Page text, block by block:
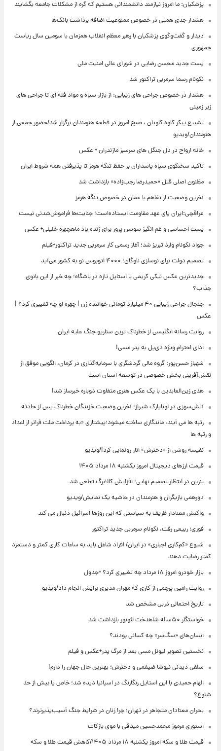
پزشکیان: ما امروز نیازمند دانشمندانی هستیم که گره از مشکلات جامعه بگشایند
هشدار جدی همتی در خصوص ممنوعیت اضافه ‌برداشت بانک‌ها
دیدار و گفت‌وگوی پزشکیان با رهبر معظم انقلاب همزمان با سومین سال ریاست
جمهوری
پست جدید محسن رضایی در شورای عالی امنیت ملی
نکونام رسما سرمربی تراکتور شد
هشدار در خصوص جراحی های زیبایی: از بازار سیاه و مواد فله ای تا جراحی های
زیر زمینی
تشییع پیکر کاوه کاویان ، صبح امروز در قطعه هنرمندان برگزار شد/حضور جمعی از
هنرمندان/ویدیو
خانه ارواح در دل جنگل های سرسبز مازندران + عکس
تاکید سخنگوی سپاه پاسداران بر حفظ تنگه هرمز تا پذیرفتن همه شروط ایران
مظنون اصلی قتل «حمیدرضا رجب‌زاده» بازداشت شد
آخرین وضعیت از تفاهم با عمان در خصوص تنگه هرمز
عراقچی:ایران پای عهد مقاومت ایستاده‌است؛ جنایت‌ها فراموش‌شدنی نیست
پست احساسی و غم انگیز سوسن پرور برای زنده یاد ماهچهره خلیلی+ عکس
جواد نکونام وارد تبریز شد؛ آغاز رسمی کار سرمربی جدید تراکتور+فیلم
تصمیم دولت برای نوسازی ناوگان؛ ۴۰۰۰ اتوبوس نو به کشور می‌آید
جدیدترین عکس نیکی کریمی با استایل تازه در باشگاه؛ چه خبر از این بانوی
جذاب؟
جنجال جراحی زیبایی ۴۰ میلیارد تومانی خواننده زن | چهره او چه تغییری کرد؟ |
عکس
روایت رسانه انگلیسی از خطرناک ترین سناریو جنگ علیه ایران
ادای احترام ویژه دی‌پل به پدر مسی!
شهباز حسن‌پور: گروه مالی گردشگری با سرمایه‌گذاری در کرمان، الگویی موفق از
نقش‌آفرینی بخش خصوصی در توسعه استان است
هدی زین‌العابدین با یک عکس هنری متفاوت دوباره خبرساز شد!
آتش‌سوزی در لوناپارک شیراز؛ آخرین وضعیت خزندگان خطرناک پس از حادثه
رتبه ها می آیند، ماندگاری ساخته میشود؛پیشتازی «به پرداخت ملت فراتر از اعداد
و رتبه ها
نفیسه روشن از «دخترش» انار رونمایی کرد!/ویدیو
قیمت ارزهای دیجیتال امروز یکشنبه ۱۸ مرداد ۱۴۰۵
بنزین در انتظار تصمیم نهایی؛ افزایش کالابرگ قطعی شد
دورهمی بازیگران و هنرمندان در حاشیه یک نمایش/ویدیو
واکنش معنادار ظریف به سیاستی که این روزها اسرائیل دنبال می کند
فوری: ربیعی رفت، نکونام سرمربی جدید تراکتور
شیوع «کم‌کاری اجباری» در ایران/ افراد شاغل باید به ساعات کاری کمتر و دستمزد
کمتر رضایت دهند
بازار خودرو امروز ۱۸ مرداد چه تغییری کرد؟ +جدول
روایت رامین پرچمی از کاری که مهران مدیری برایش انجام داد/ویدیو
تاریخ احتمالی دربی مشخص شد
خواستگار ۵۰ساله شاهدخت لئونور بازداشت شد
انسان‌های «سگ‌سر» چه کسانی بودند؟
نخستین تصویر لیونل مسی بعد از مرگ پدر+عکس و فیلم
سلفی دیدنی نیوشا ضیغمی و دخترش؛ بهترین حال جهان را دارم!
الهام حمیدی با این استایل رنگارنگ در اسپانیا دیده شد؛ خاص یا بیش از حد
شلوغ؟
بحران معتادان متجاهر در تهران؛ چرا زنان در شرایط جنگ آسیب‌پذیرترند؟
استوری مرموز محمدحسین میثاقی با موی بازکات
قیمت طلا و سکه امروز یکشنبه ۱۸ مرداد ۱۴۰۵/کاهش قیمت طلا و سکه